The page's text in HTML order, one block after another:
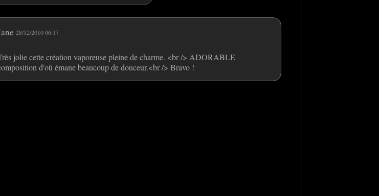
28/12/2010 06:17
jolie cette création vaporeuse pleine de charme. <br /> ADORABLE
d'où émane beaucoup de douceur.<br /> Bravo !